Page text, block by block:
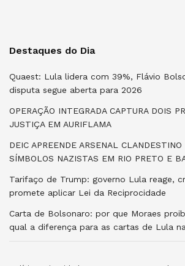
Destaques do Dia
Quaest: Lula lidera com 39%, Flávio
disputa segue aberta para 2026
OPERAÇÃO INTEGRADA CAPTURA DOIS
JUSTIÇA EM AURIFLAMA
DEIC APREENDE ARSENAL CLANDESTINO
SÍMBOLOS NAZISTAS EM RIO PRETO E
Tarifaço de Trump: governo Lula reage,
promete aplicar Lei da Reciprocidade
Carta de Bolsonaro: por que Moraes
qual a diferença para as cartas de Lula